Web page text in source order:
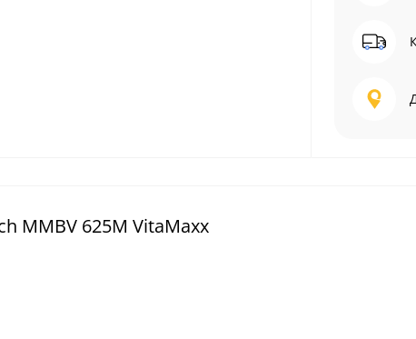
MMBV 625M VitaMaxx